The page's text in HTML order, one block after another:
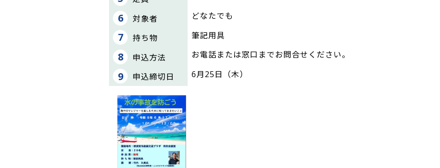
対象者 どなたでも
持ち物 筆記用具
申込方法 お電話または窓口までお問合せください。
申込締切日 6月25日（木）